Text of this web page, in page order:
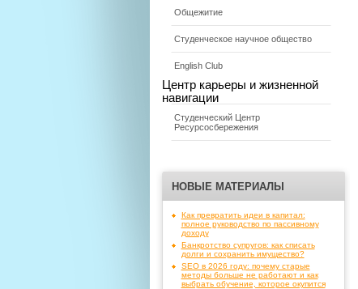
Общежитие
Студенческое научное общество
English Club
Центр карьеры и жизненной
навигации
Студенческий Центр
Ресурсосбережения
НОВЫЕ МАТЕРИАЛЫ
Как превратить идеи в капитал:
полное руководство по пассивному
доходу
Банкротство супругов: как списать
долги и сохранить имущество?
SEO в 2026 году: почему старые
методы больше не работают и как
выбрать обучение, которое окупится